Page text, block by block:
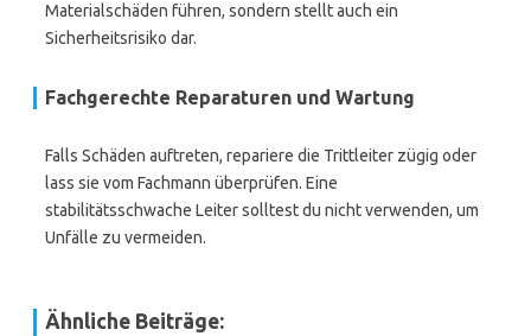
Materialschäden führen, sondern stellt auch ein
Sicherheitsrisiko dar.
Fachgerechte Reparaturen und Wartung
Falls Schäden auftreten, repariere die Trittleiter zügig oder
lass sie vom Fachmann überprüfen. Eine
stabilitätsschwache Leiter solltest du nicht verwenden, um
Unfälle zu vermeiden.
Ähnliche Beiträge: